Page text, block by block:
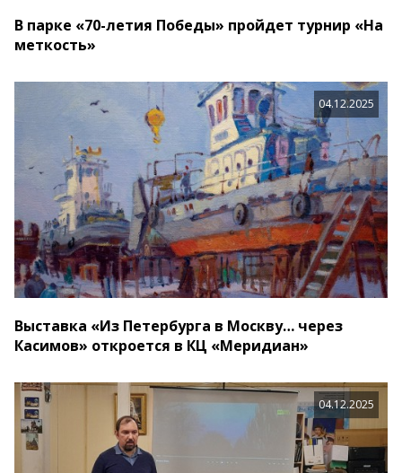
В парке «70-летия Победы» пройдет турнир «На
меткость»
04.12.2025
Выставка «Из Петербурга в Москву… через
Касимов» откроется в КЦ «Меридиан»
04.12.2025